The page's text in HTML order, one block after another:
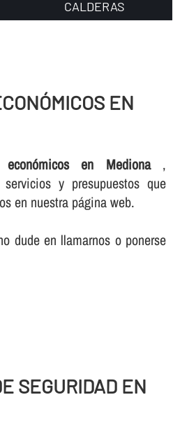
CALDERAS
EN
económicos en Mediona,
y presupuestos que
en nuestra página web.
dude en llamarnos o ponerse
SEGURIDAD EN